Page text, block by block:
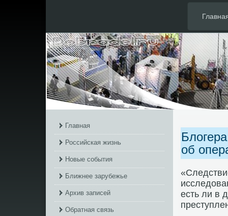
Главная
Российская жизнь
Новые события
Ближнее зарубежье
Архив записей
Обратная связь
об
есть ли в